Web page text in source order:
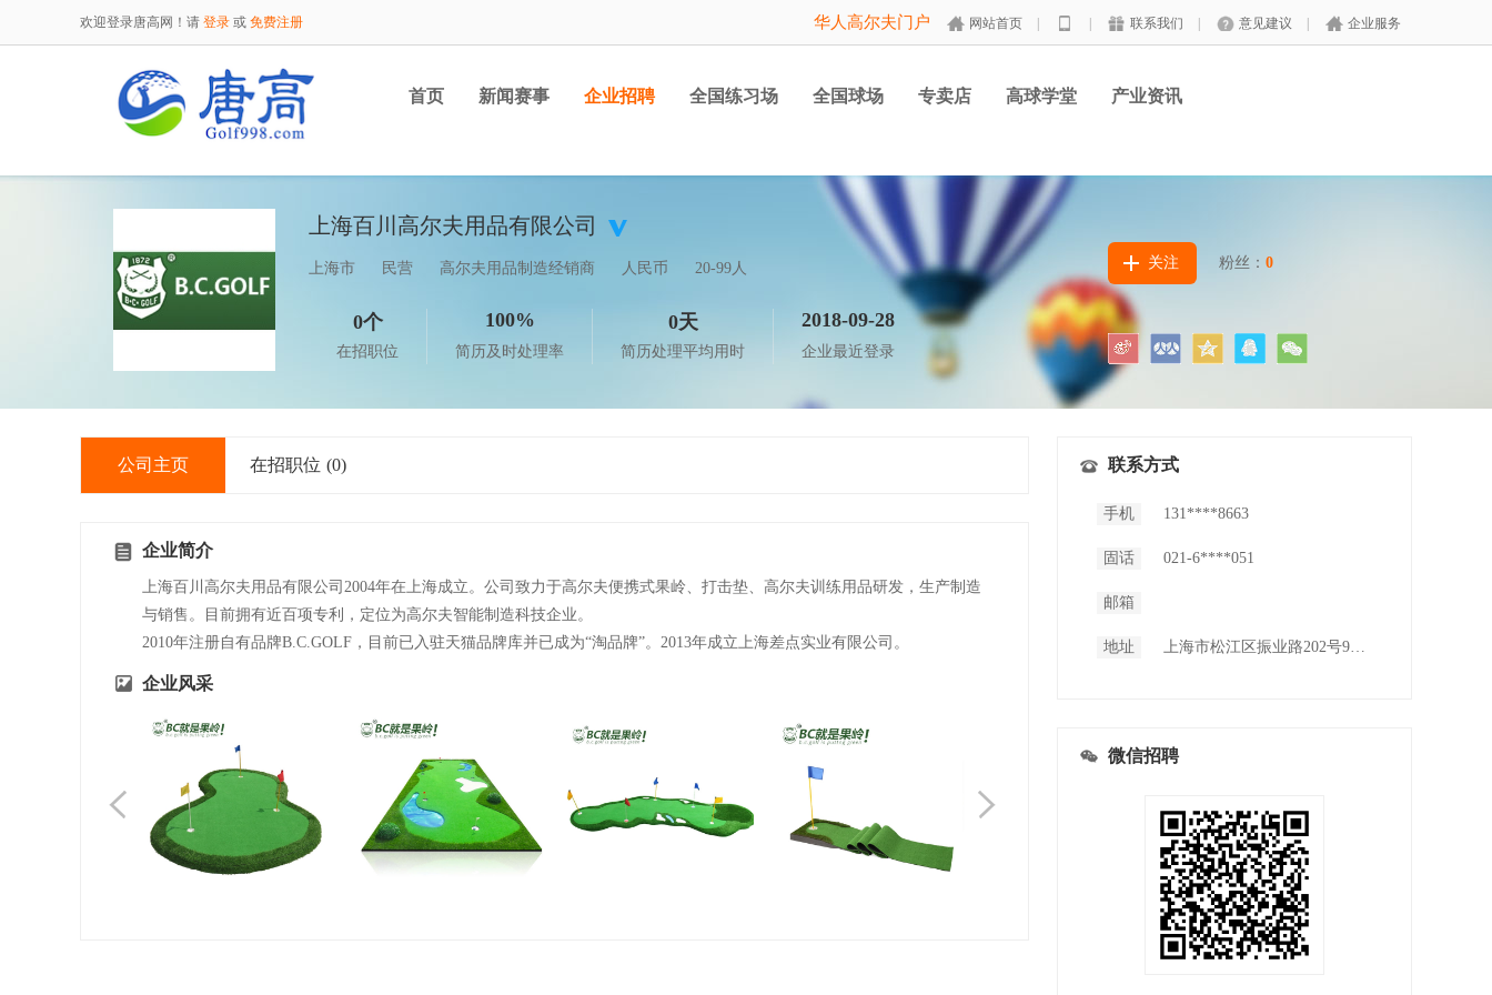
欢迎登录唐高网！请 登录 或 免费注册 华人高尔夫门户 网站首页 联系我们 意见建议 企业服务
首页 新闻赛事 企业招聘 全国练习场 全国球场 专卖店 高球学堂 产业资讯
上海百川高尔夫用品有限公司
上海市 民营 高尔夫用品制造经销商 人民币 20-99人
0个
在招职位
100%
简历及时处理率
0天
简历处理平均用时
2018-09-28
企业最近登录
关注 粉丝： 0
公司主页 在招职位 (0)
企业简介
上海百川高尔夫用品有限公司2004年在上海成立。公司致力于高尔夫便携式果岭、打击垫、高尔夫训练用品研发，生产制造
与销售。目前拥有近百项专利，定位为高尔夫智能制造科技企业。
2010年注册自有品牌B.C.GOLF，目前已入驻天猫品牌库并已成为“淘品牌”。2013年成立上海差点实业有限公司。
企业风采
联系方式
手机 131****8663
固话 021-6****051
邮箱
地址 上海市松江区振业路202号9号楼418室
微信招聘